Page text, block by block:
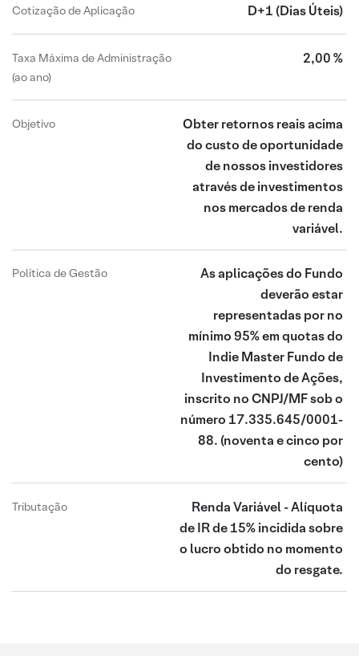
Cotização de Aplicação D+1 (Dias Úteis)
Taxa Máxima de Administração
(ao ano)
2,00 %
Objetivo
Obter retornos reais acima
do custo de oportunidade
de nossos investidores
através de investimentos
nos mercados de renda
variável.
Política de Gestão
As aplicações do Fundo
deverão estar
representadas por no
mínimo 95% em quotas do
Indie Master Fundo de
Investimento de Ações,
inscrito no CNPJ/MF sob o
número 17.335.645/0001-
88. (noventa e cinco por
cento)
Tributação
Renda Variável - Alíquota
de IR de 15% incidida sobre
o lucro obtido no momento
do resgate.